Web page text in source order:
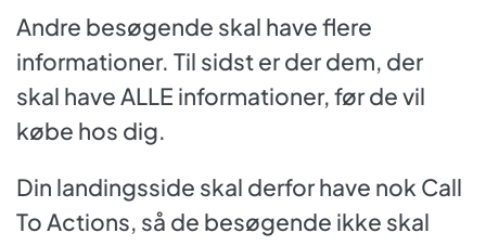
Andre besøgende skal have flere
informationer. Til sidst er der dem, der
skal have ALLE informationer, før de vil
købe hos dig.
Din landingsside skal derfor have nok Call
To Actions, så de besøgende ikke skal